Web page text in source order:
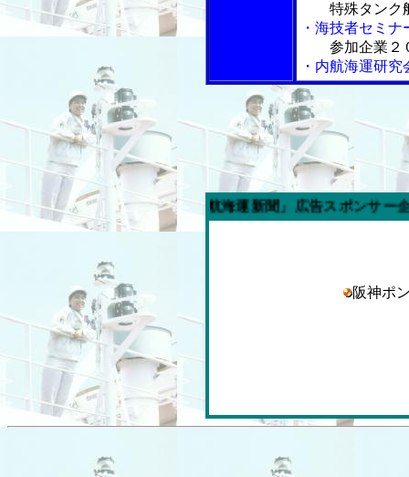
特殊タンク船
・海技者セミ
参加企業２
・内航海運研
今週の「内航海運新聞」広告スポンサー企業
阪神ポ